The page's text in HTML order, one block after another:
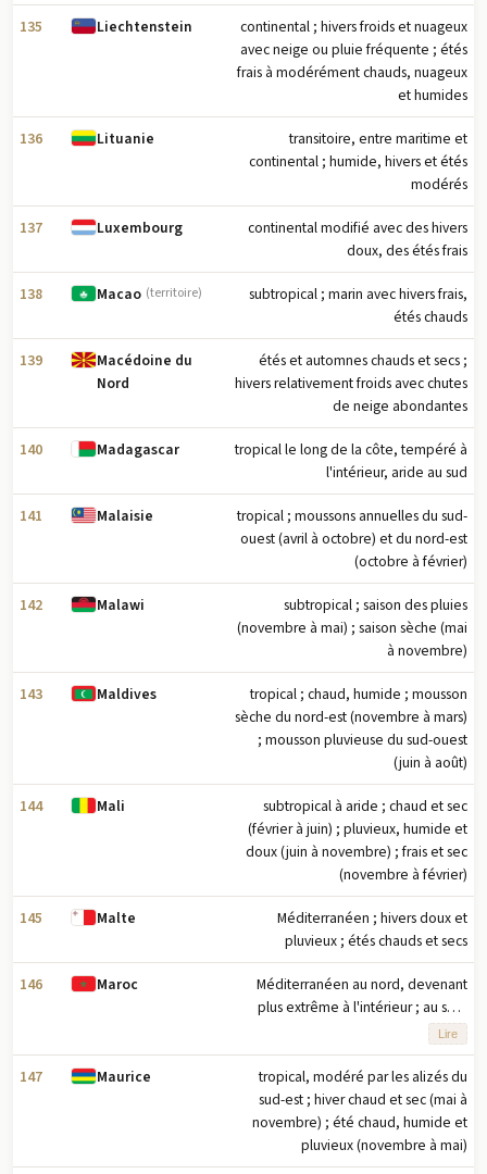
135 Liechtenstein
continental ; hivers froids et nuageux
avec neige ou pluie fréquente ; étés
frais à modérément chauds, nuageux
et humides
136 Lituanie
transitoire, entre maritime et
continental ; humide, hivers et étés
modérés
137 Luxembourg
continental modifié avec des hivers
doux, des étés frais
138 Macao (territoire)
subtropical ; marin avec hivers frais,
étés chauds
139
Macédoine du
Nord
étés et automnes chauds et secs ;
hivers relativement froids avec chutes
de neige abondantes
140 Madagascar
tropical le long de la côte, tempéré à
l'intérieur, aride au sud
141 Malaisie
tropical ; moussons annuelles du sud-
ouest (avril à octobre) et du nord-est
(octobre à février)
142 Malawi
subtropical ; saison des pluies
(novembre à mai) ; saison sèche (mai
à novembre)
143 Maldives
tropical ; chaud, humide ; mousson
sèche du nord-est (novembre à mars)
; mousson pluvieuse du sud-ouest
(juin à août)
144 Mali
subtropical à aride ; chaud et sec
(février à juin) ; pluvieux, humide et
doux (juin à novembre) ; frais et sec
(novembre à février)
145 Malte
Méditerranéen ; hivers doux et
pluvieux ; étés chauds et secs
146 Maroc
Méditerranéen au nord, devenant
plus extrême à l'intérieur ; au sud,
désert chaud et sec ; la pluie est rare
; les courants d'air froid au large
produisent du brouillard et une rosée
abondante
Lire
147 Maurice
tropical, modéré par les alizés du
sud-est ; hiver chaud et sec (mai à
novembre) ; été chaud, humide et
pluvieux (novembre à mai)